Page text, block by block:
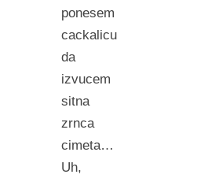
ponesem
cackalicu
da
izvucem
sitna
zrnca
cimeta…
Uh,